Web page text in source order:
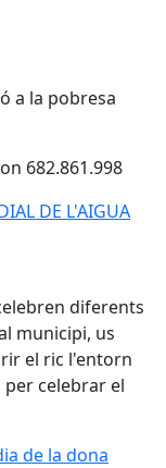
a la pobresa
682.861.998
DE L'AIGUA
DE L'AIGUA
diferents
municipi, us
el ric l'entorn
celebrar el
de la dona
de la dona